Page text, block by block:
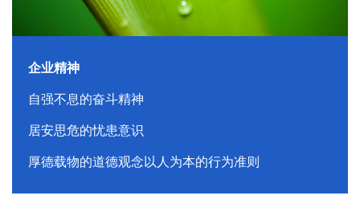
企业精神
自强不息的奋斗精神
居安思危的忧患意识
厚德载物的道德观念以人为本的行为准则